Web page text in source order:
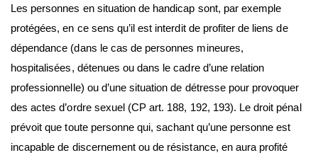
Les personnes en situation de handicap sont, par exemple
protégées, en ce sens qu’il est interdit de profiter de liens de
dépendance (dans le cas de personnes mineures,
hospitalisées, détenues ou dans le cadre d’une relation
professionnelle) ou d’une situation de détresse pour provoquer
des actes d’ordre sexuel (CP art. 188, 192, 193). Le droit pénal
prévoit que toute personne qui, sachant qu’une personne est
incapable de discernement ou de résistance, en aura profité